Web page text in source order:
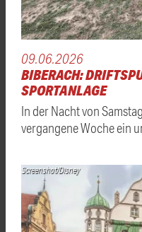
09.06.2026
BIBERACH:
SPORTANLAGE
In der Nacht von
vergangene Woche ein
Screenshot/Disney